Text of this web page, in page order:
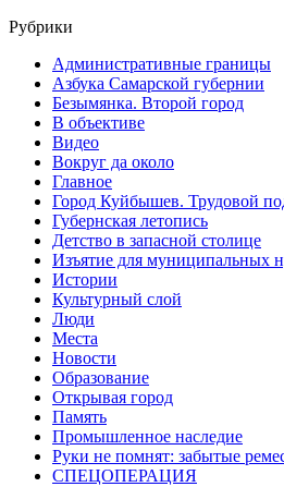
Рубрики
Административные границы
Азбука Самарской губернии
Безымянка. Второй город
В объективе
Видео
Вокруг да около
Главное
Город Куйбышев. Трудовой
Губернская летопись
Детство в запасной столице
Изъятие для муниципальных
Истории
Культурный слой
Люди
Места
Новости
Образование
Открывая город
Память
Промышленное наследие
Руки не помнят: забытые
СПЕЦОПЕРАЦИЯ